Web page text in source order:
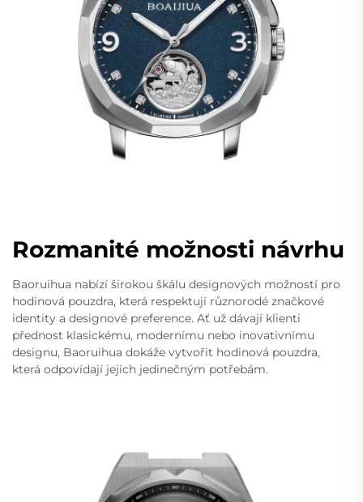
Rozmanité možnosti návrhu
Baoruihua nabízí širokou škálu designových možností pro
hodinová pouzdra, která respektují různorodé značkové
identity a designové preference. Ať už dávají klienti
přednost klasickému, modernímu nebo inovativnímu
designu, Baoruihua dokáže vytvořit hodinová pouzdra,
která odpovídají jejich jedinečným potřebám.